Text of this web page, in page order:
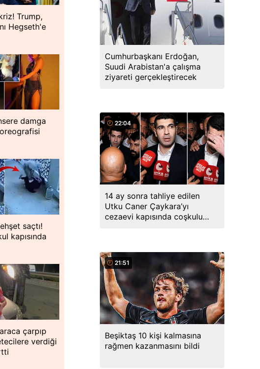
Trump,
Hegseth'e
damga
saçtı!
kapısında
çarpıp
verdiği
Cumhurbaşkanı Erdoğan,
Suudi Arabistan'a çalışma
ziyareti gerçekleştirecek
22:04
14 ay sonra tahliye edilen
Utku Caner Çaykara’yı
cezaevi kapısında coşkulu
21:51
Beşiktaş 10 kişi kalmasına
rağmen kazanmasını bildi